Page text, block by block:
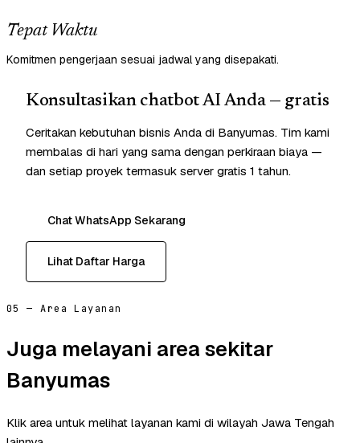
Tepat Waktu
Komitmen pengerjaan sesuai jadwal yang disepakati.
Konsultasikan chatbot AI Anda — gratis
Ceritakan kebutuhan bisnis Anda di Banyumas. Tim kami
membalas di hari yang sama dengan perkiraan biaya —
dan setiap proyek termasuk server gratis 1 tahun.
Chat WhatsApp Sekarang
Lihat Daftar Harga
05 — Area Layanan
Juga melayani area sekitar
Banyumas
Klik area untuk melihat layanan kami di wilayah Jawa Tengah